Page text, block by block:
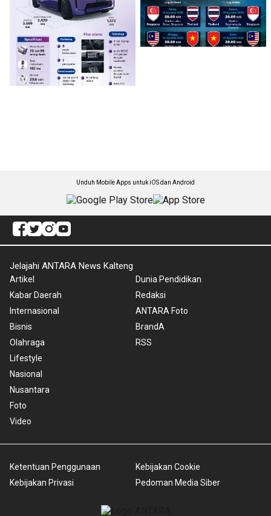
Unduh Mobile Apps untuk iOS dan Android
Jelajahi ANTARA News Kalteng
Artikel
Kabar Daerah
Internasional
Bisnis
Olahraga
Lifestyle
Nasional
Nusantara
Foto
Video
Dunia Pendidikan
Redaksi
ANTARA Foto
BrandA
RSS
Ketentuan Penggunaan
Kebijakan Privasi
Kebijakan Cookie
Pedoman Media Siber